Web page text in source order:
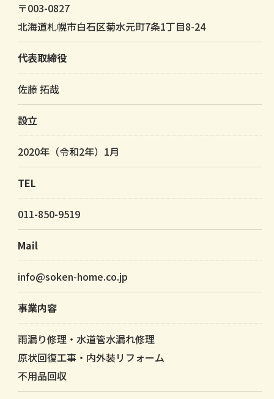
〒003-0827
北海道札幌市白石区菊水元町7条1丁目8-24
代表取締役
佐藤 拓哉
設立
2020年（令和2年）1月
TEL
011-850-9519
Mail
info@soken-home.co.jp
事業内容
雨漏り修理・水道管水漏れ修理
原状回復工事・内外装リフォーム
不用品回収